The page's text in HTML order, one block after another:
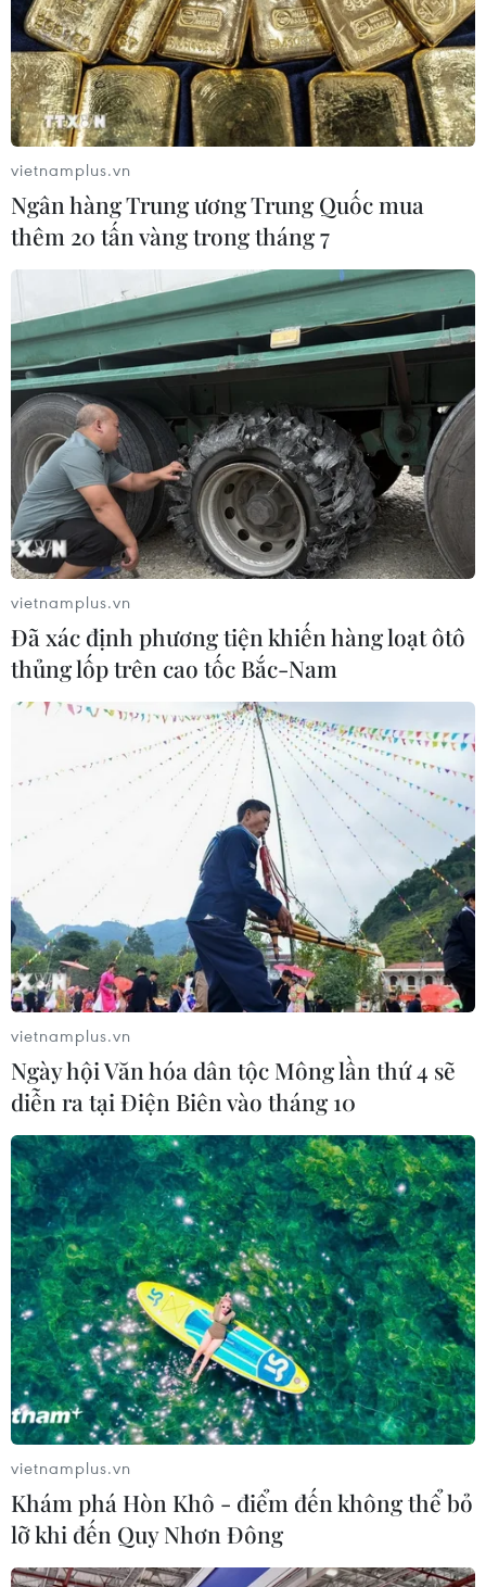
Giá hồ tiêu khô ở Quảng Trị tăng cao, hiện ở mức từ
180.000-190.000 đồng/kg, cao gấp hơn 2 lần so với
năm ngoái, do đó người trồng loại cây lấy hạt này rất
phấn khởi.
vietnamplus.vn
Ngân hàng Trung ương Trung Quốc mua
thêm 20 tấn vàng trong tháng 7
vietnamplus.vn
Đã xác định phương tiện khiến hàng loạt ôtô
thủng lốp trên cao tốc Bắc-Nam
vietnamplus.vn
Ngày hội Văn hóa dân tộc Mông lần thứ 4 sẽ
diễn ra tại Điện Biên vào tháng 10
vietnamplus.vn
Khám phá Hòn Khô - điểm đến không thể bỏ
lỡ khi đến Quy Nhơn Đông